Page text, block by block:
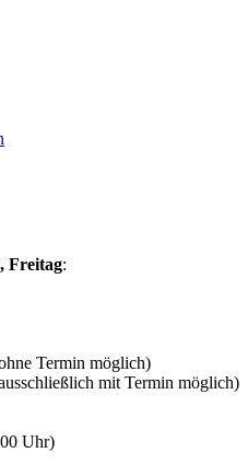
Freitag:
Termin möglich)
mit Termin möglich)
Uhr)